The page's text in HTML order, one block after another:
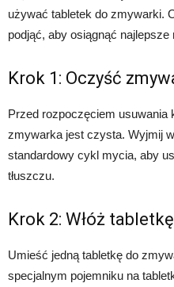
używać tabletek do zmywarki.
podjąć, aby osiągnąć najlepsze
Krok 1: Oczyść
Przed rozpoczęciem usuwania
zmywarka jest czysta. Wyjmij
standardowy cykl mycia, aby
tłuszczu.
Krok 2: Włóż
Umieść jedną tabletkę do
specjalnym pojemniku na